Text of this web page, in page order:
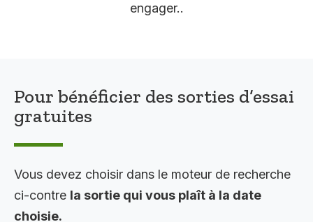
engager..
Pour bénéficier des sorties d’essai
gratuites
Vous devez choisir dans le moteur de recherche
ci-contre la sortie qui vous plaît à la date
choisie.